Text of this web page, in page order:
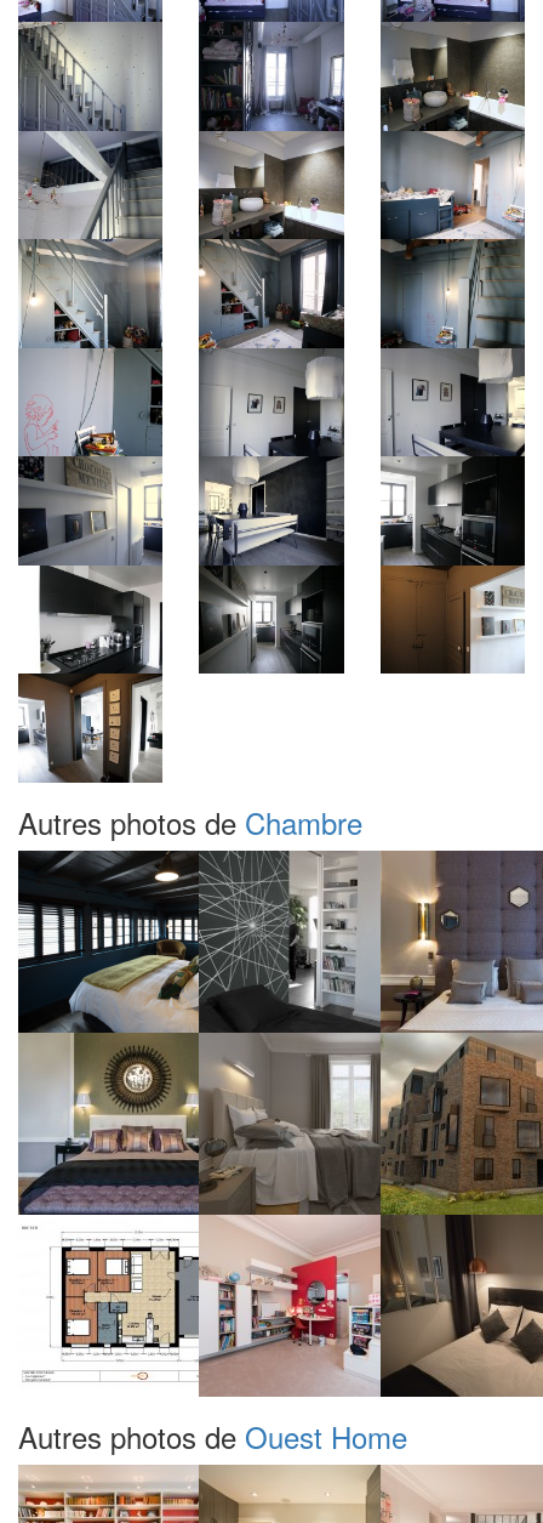
Autres photos de Chambre
Autres photos de Ouest Home